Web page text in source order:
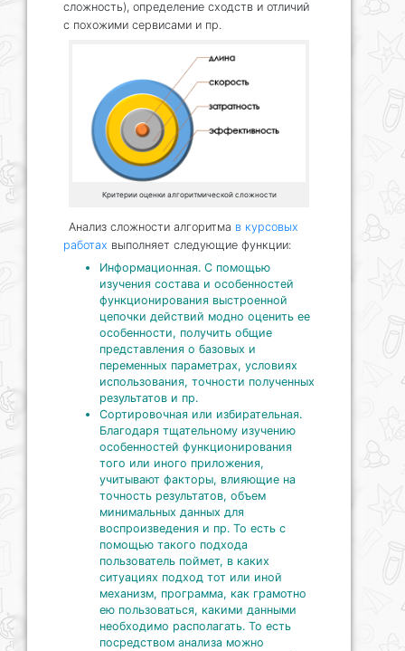
сложность), определение сходств и отличий
с похожими сервисами и пр.
Критерии оценки алгоритмической сложности
Анализ сложности алгоритма в курсовых
работах выполняет следующие функции:
Информационная. С помощью
изучения состава и особенностей
функционирования выстроенной
цепочки действий модно оценить ее
особенности, получить общие
представления о базовых и
переменных параметрах, условиях
использования, точности полученных
результатов и пр.
Сортировочная или избирательная.
Благодаря тщательному изучению
особенностей функционирования
того или иного приложения,
учитывают факторы, влияющие на
точность результатов, объем
минимальных данных для
воспроизведения и пр. То есть с
помощью такого подхода
пользователь поймет, в каких
ситуациях подход тот или иной
механизм, программа, как грамотно
ею пользоваться, какими данными
необходимо располагать. То есть
посредством анализа можно